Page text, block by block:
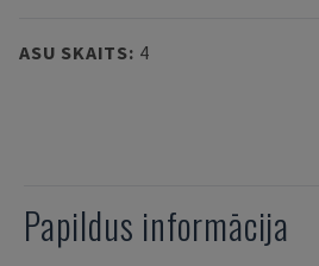
ASU SKAITS: 4
Papildus informācija